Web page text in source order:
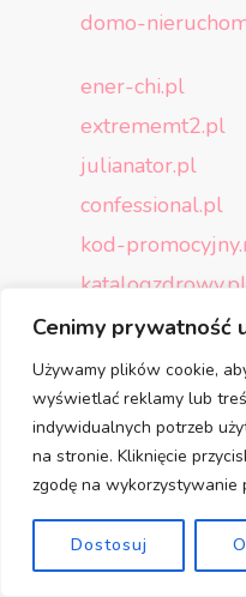
Cenimy prywatność
Używamy plików cookie,
wyświetlać reklamy lub
indywidualnych potrzeb
na stronie. Kliknięcie
zgodę na wykorzystywanie
Dostosuj
domo-
ener-chi.pl
extrememt2.pl
julianator.pl
confessional.pl
kod-
katalogzdrowy.pl
botoxena.pl
master24.com.pl
projektpasja.pl
sendivogius.pl